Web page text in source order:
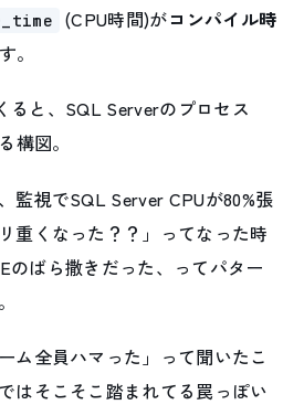
(CPU時間)がコンパイル時
。
ると、SQL Serverのプロセス
構図。
監視でSQL Server CPUが80%張
重くなった？？」ってなった時
のばら撒きだった、ってパター
ム全員ハマった」って聞いたこ
はそこそこ踏まれてる罠っぽい